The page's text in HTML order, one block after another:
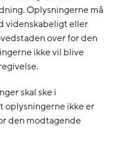
Oplysningerne må
videnskabeligt eller
over for den
ikke vil blive
skal ske i
oplysningerne ikke er
den modtagende